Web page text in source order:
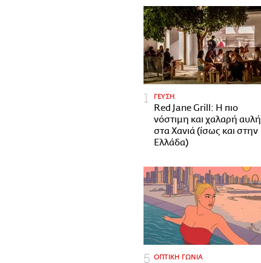
ΓΕΥΣΗ
Red Jane Grill: Η πιο
νόστιμη και χαλαρή αυλή
στα Χανιά (ίσως και στην
Ελλάδα)
ΟΠΤΙΚΗ ΓΩΝΙΑ